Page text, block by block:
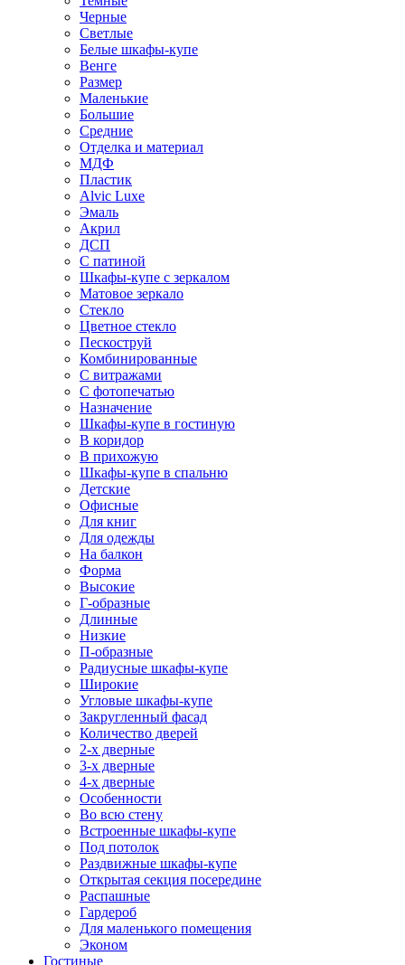
Черные
Светлые
Белые шкафы-купе
Венге
Размер
Маленькие
Большие
Средние
Отделка и материал
МДФ
Пластик
Alvic Luxe
Эмаль
Акрил
ДСП
С патиной
Шкафы-купе с зеркалом
Матовое зеркало
Стекло
Цветное стекло
Пескоструй
Комбинированные
С витражами
С фотопечатью
Назначение
Шкафы-купе в гостиную
В коридор
В прихожую
Шкафы-купе в спальню
Детские
Офисные
Для книг
Для одежды
На балкон
Форма
Высокие
Г-образные
Длинные
Низкие
П-образные
Радиусные шкафы-купе
Широкие
Угловые шкафы-купе
Закругленный фасад
Количество дверей
2-х дверные
3-х дверные
4-х дверные
Особенности
Во всю стену
Встроенные шкафы-купе
Под потолок
Раздвижные шкафы-купе
Открытая секция посередине
Распашные
Гардероб
Для маленького помещения
Эконом
Гостиные